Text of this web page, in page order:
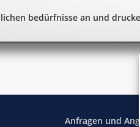
bedürfnisse an und
Anfragen und